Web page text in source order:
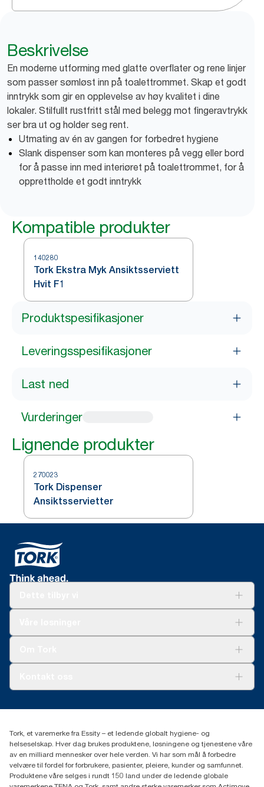
Beskrivelse
En moderne utforming med glatte overflater og rene linjer
som passer sømløst inn på toalettrommet. Skap et godt
inntrykk som gir en opplevelse av høy kvalitet i dine
lokaler. Stilfullt rustfritt stål med belegg mot fingeravtrykk
ser bra ut og holder seg rent.
Utmating av én av gangen for forbedret hygiene
Slank dispenser som kan monteres på vegg eller bord
for å passe inn med interiøret på toalettrommet, for å
opprettholde et godt inntrykk
Kompatible produkter
140280
Tork Ekstra Myk Ansiktsserviett
Hvit F1
Produktspesifikasjoner
Leveringsspesifikasjoner
Last ned
Vurderinger
Lignende produkter
270023
Tork Dispenser
Ansiktsservietter
(+47) 22 70 62 00
Fredrik Selmers vei 6
0603 OSLO
Tork, et varemerke fra Essity – et ledende globalt hygiene- og
helseselskap. Hver dag brukes produktene, løsningene og tjenestene våre
av en milliard mennesker over hele verden. Vi har som mål å forbedre
velvære til fordel for forbrukere, pasienter, pleiere, kunder og samfunnet.
Produktene våre selges i rundt 150 land under de ledende globale